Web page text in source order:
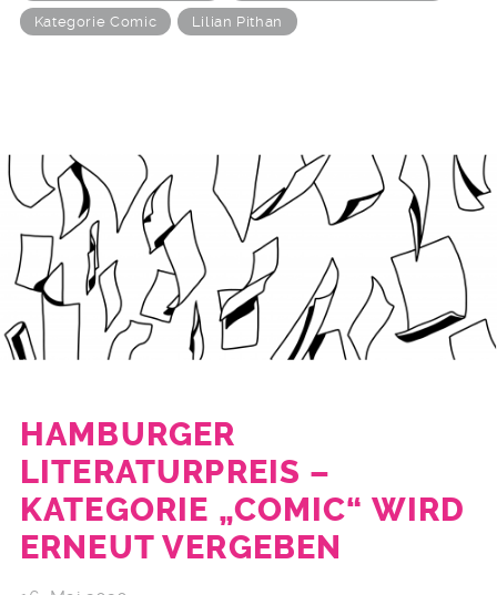
Kategorie Comic Lilian Pithan
HAMBURGER
LITERATURPREIS –
KATEGORIE „COMIC“ WIRD
ERNEUT VERGEBEN